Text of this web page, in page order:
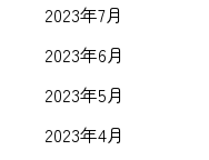
2023年7月
2023年6月
2023年5月
2023年4月